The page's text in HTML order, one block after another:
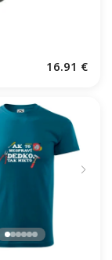
16.91 €